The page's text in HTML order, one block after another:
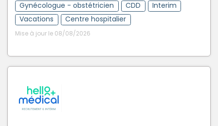
Gynécologue - obstétricien CDD
Interim
Vacations
Centre hospitalier
Mise à jour le 08/08/2026